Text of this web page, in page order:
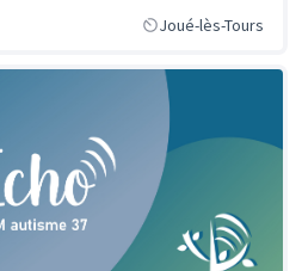
Joué-lès-Tours